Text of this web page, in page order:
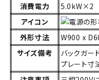
消費電力
5.0kW×2
アイコン
外形寸法
W900 x
サイズ備考
バックガ
プレート